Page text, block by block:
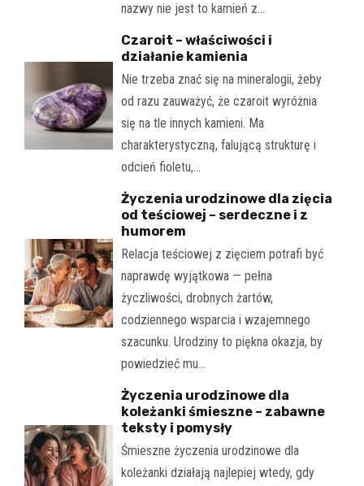
nazwy nie jest to kamień z…
Czaroit – właściwości i
działanie kamienia
Nie trzeba znać się na mineralogii, żeby
od razu zauważyć, że czaroit wyróżnia
się na tle innych kamieni. Ma
charakterystyczną, falującą strukturę i
odcień fioletu,…
Życzenia urodzinowe dla zięcia
od teściowej – serdeczne i z
humorem
Relacja teściowej z zięciem potrafi być
naprawdę wyjątkowa — pełna
życzliwości, drobnych żartów,
codziennego wsparcia i wzajemnego
szacunku. Urodziny to piękna okazja, by
powiedzieć mu…
Życzenia urodzinowe dla
koleżanki śmieszne – zabawne
teksty i pomysły
Śmieszne życzenia urodzinowe dla
koleżanki działają najlepiej wtedy, gdy